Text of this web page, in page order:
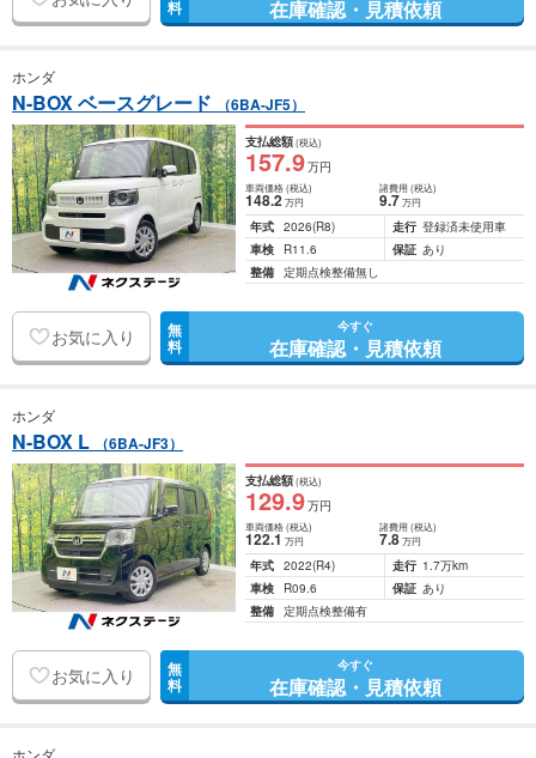
料 在庫確認・見積依頼
ホンダ
N-BOX ベースグレード （6BA-JF5）
支払総額(税込)
157.9万円
車両価格(税込)
148.2万円
諸費用 (税込)
9.7 万円
年式 2026(R8) 走行 登録済未使用車
車検
R11.6 保証 あり
整備 定期点検整備無し
お気に入り 無
料
今すぐ
在庫確認・見積依頼
ホンダ
N-BOX L （6BA-JF3）
支払総額(税込)
129.9万円
車両価格(税込)
122.1万円
諸費用 (税込)
7.8 万円
年式 2022(R4) 走行 1.7万km
車検
R09.6 保証 あり
整備 定期点検整備有
お気に入り 無
料
今すぐ
在庫確認・見積依頼
ホンダ